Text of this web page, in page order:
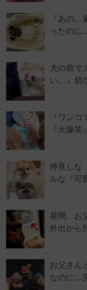
『あの…
ったの
犬の前で
い…』切
『ワン
『大爆
仲良しな
ルな『可
昼間、お
外出から
お父さん
なのに…